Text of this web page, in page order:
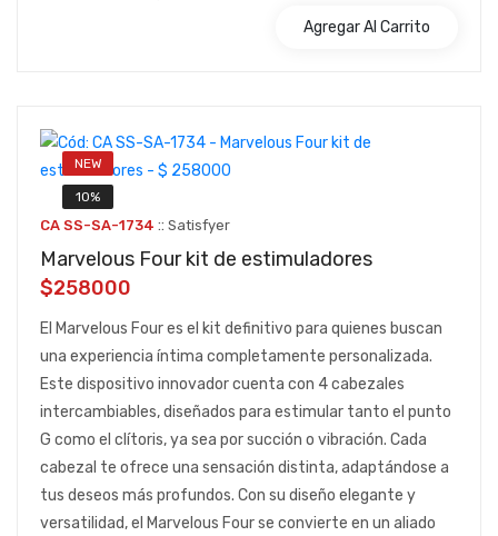
Agregar Al Carrito
NEW
10%
CA SS-SA-1734 :: Satisfyer
Marvelous Four kit de estimuladores
$258000
El Marvelous Four es el kit definitivo para quienes buscan
una experiencia íntima completamente personalizada.
Este dispositivo innovador cuenta con 4 cabezales
intercambiables, diseñados para estimular tanto el punto
G como el clítoris, ya sea por succión o vibración. Cada
cabezal te ofrece una sensación distinta, adaptándose a
tus deseos más profundos. Con su diseño elegante y
versatilidad, el Marvelous Four se convierte en un aliado